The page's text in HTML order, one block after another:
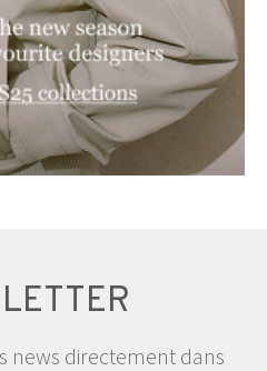
news directement dans